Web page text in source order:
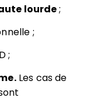
lourde;
;
;
Les cas de